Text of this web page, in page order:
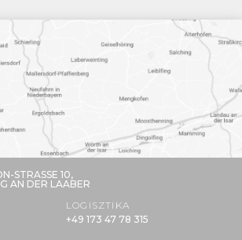
STRASSE 10,
AN DER LAABER
LOGISZTIKA
+49 173 47 78 315